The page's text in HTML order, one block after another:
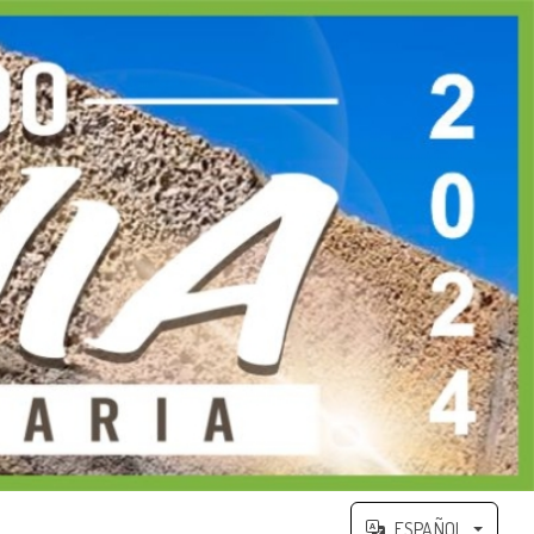
ESPAÑOL